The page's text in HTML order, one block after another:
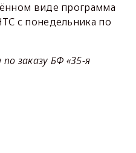
виде программа
с понедельника по
заказу БФ «35-я